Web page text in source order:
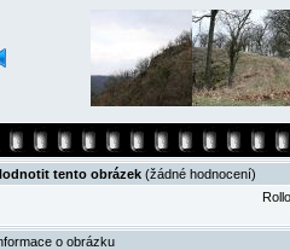
tento obrázek (žádné hodnocení)
o obrázku